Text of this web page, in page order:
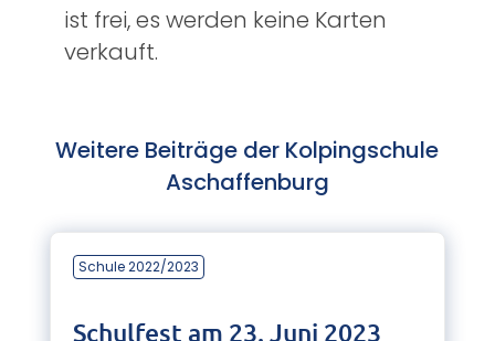
ist frei, es werden keine Karten
verkauft.
Weitere Beiträge der Kolpingschule
Aschaffenburg
Schule 2022/2023
Schulfest am 23. Juni 2023